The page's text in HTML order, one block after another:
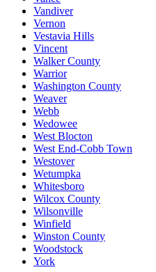
Vandiver
Vernon
Vestavia Hills
Vincent
Walker County
Warrior
Washington County
Weaver
Webb
Wedowee
West Blocton
West End-Cobb Town
Westover
Wetumpka
Whitesboro
Wilcox County
Wilsonville
Winfield
Winston County
Woodstock
York